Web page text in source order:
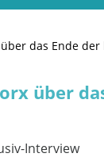
das Ende
über
Interview